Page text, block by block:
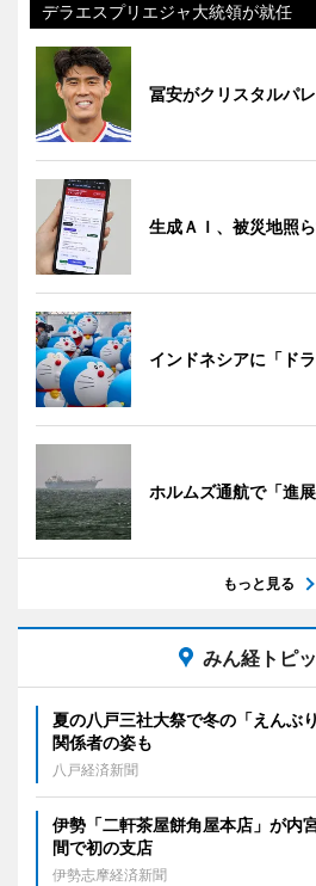
デラエスプリエジャ大統領が就任
冨安がクリスタルパ
生成ＡＩ、被災地照
インドネシアに「ド
ホルムズ通航で「進展
もっと見る
みん経トピ
夏の八戸三社大祭で冬の「えん
関係者の姿も
八戸経済新聞
伊勢「二軒茶屋餅角屋本店」が
間で初の支店
伊勢志摩経済新聞